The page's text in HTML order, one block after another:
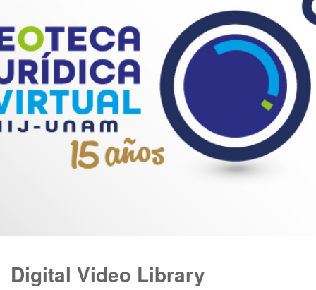
Digital Video Library